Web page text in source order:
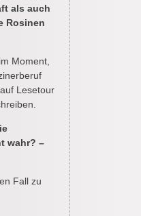
als auch
Rosinen
Moment,
Lesetour
wahr? –
Fall zu